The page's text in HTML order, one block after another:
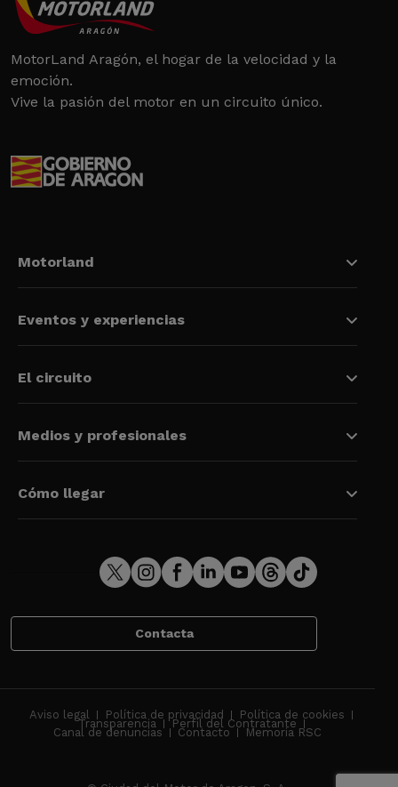
MotorLand Aragón, el hogar de la velocidad y la
emoción.
Vive la pasión del motor en un circuito único.
Motorland
Eventos y experiencias
El circuito
Medios y profesionales
Cómo llegar
Contacta
Aviso legal Política de privacidad Política de cookies
Transparencia Perfil del Contratante
Canal de denuncias Contacto Memoria RSC